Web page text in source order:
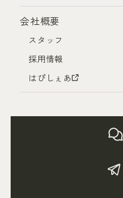
会社概要
スタッフ
採用情報
はぴしぇあ